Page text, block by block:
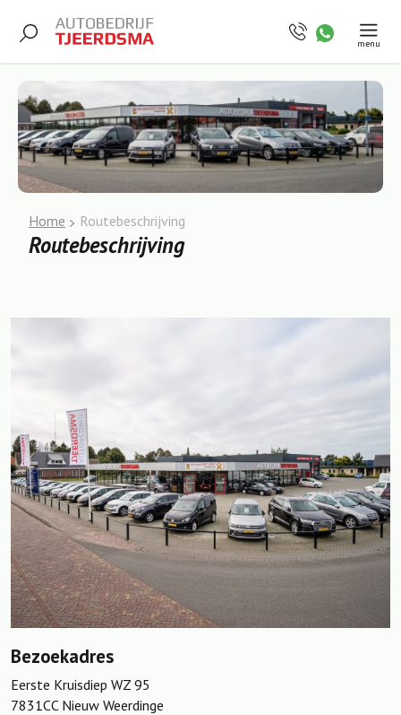
menu
Home Routebeschrijving
Routebeschrijving
Bezoekadres
Eerste Kruisdiep WZ 95
7831CC Nieuw Weerdinge